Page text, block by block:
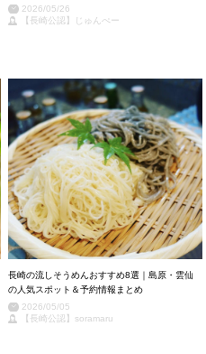
2026/05/26
【長崎公認】じゅんぺー
長崎の流しそうめんおすすめ8選｜島原・雲仙
の人気スポット＆予約情報まとめ
2026/05/05
【長崎公認】soramaru